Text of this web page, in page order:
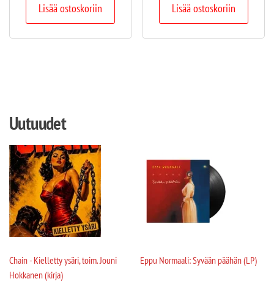
Lisää ostoskoriin Lisää ostoskoriin
Uutuudet
Chain - Kielletty ysäri, toim. Jouni
Hokkanen (kirja)
Eppu Normaali: Syvään päähän (LP)